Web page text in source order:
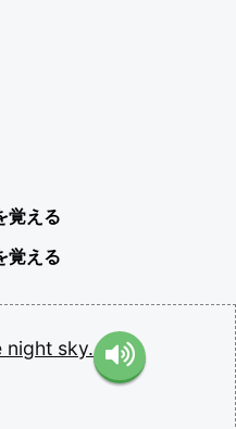
覚える
覚える
night sky.